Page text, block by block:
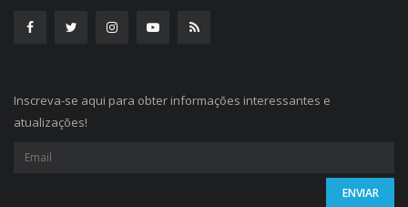
Inscreva-se aqui para obter informações interessantes e
atualizações!